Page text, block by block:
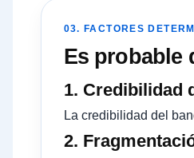
03. FACTORES
Es probable
1. Credibilidad
La credibilidad del
2.